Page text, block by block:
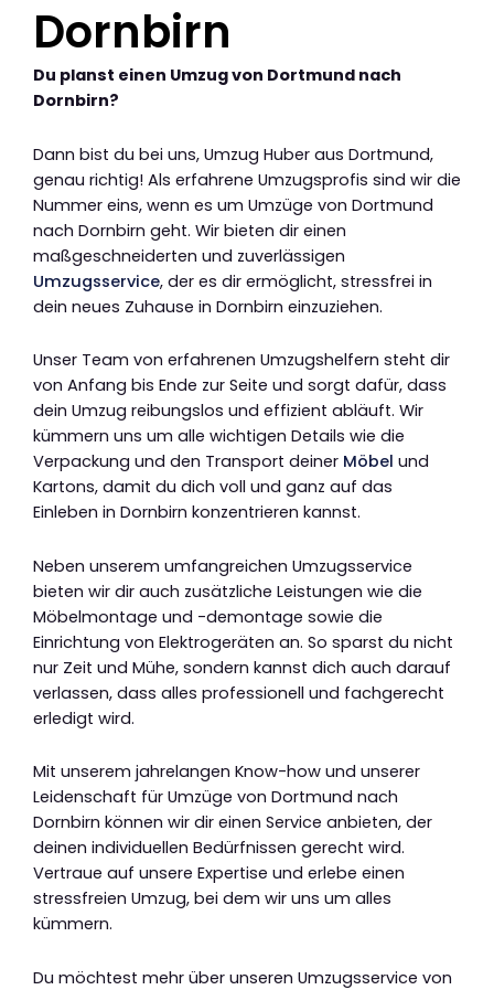
Dornbirn
Du planst einen Umzug von Dortmund nach
Dornbirn?
Dann bist du bei uns, Umzug Huber aus Dortmund,
genau richtig! Als erfahrene Umzugsprofis sind wir die
Nummer eins, wenn es um Umzüge von Dortmund
nach Dornbirn geht. Wir bieten dir einen
maßgeschneiderten und zuverlässigen
Umzugsservice, der es dir ermöglicht, stressfrei in
dein neues Zuhause in Dornbirn einzuziehen.
Unser Team von erfahrenen Umzugshelfern steht dir
von Anfang bis Ende zur Seite und sorgt dafür, dass
dein Umzug reibungslos und effizient abläuft. Wir
kümmern uns um alle wichtigen Details wie die
Verpackung und den Transport deiner Möbel und
Kartons, damit du dich voll und ganz auf das
Einleben in Dornbirn konzentrieren kannst.
Neben unserem umfangreichen Umzugsservice
bieten wir dir auch zusätzliche Leistungen wie die
Möbelmontage und -demontage sowie die
Einrichtung von Elektrogeräten an. So sparst du nicht
nur Zeit und Mühe, sondern kannst dich auch darauf
verlassen, dass alles professionell und fachgerecht
erledigt wird.
Mit unserem jahrelangen Know-how und unserer
Leidenschaft für Umzüge von Dortmund nach
Dornbirn können wir dir einen Service anbieten, der
deinen individuellen Bedürfnissen gerecht wird.
Vertraue auf unsere Expertise und erlebe einen
stressfreien Umzug, bei dem wir uns um alles
kümmern.
Du möchtest mehr über unseren Umzugsservice von